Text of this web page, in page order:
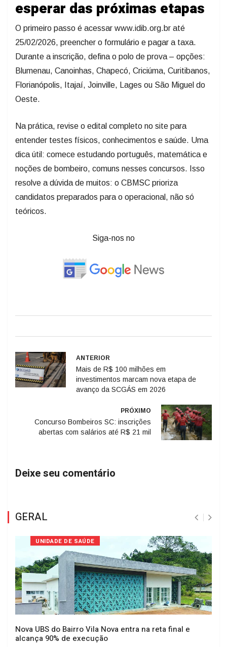
esperar das próximas etapas
O primeiro passo é acessar www.idib.org.br até
25/02/2026, preencher o formulário e pagar a taxa.
Durante a inscrição, defina o polo de prova – opções:
Blumenau, Canoinhas, Chapecó, Criciúma, Curitibanos,
Florianópolis, Itajaí, Joinville, Lages ou São Miguel do
Oeste.
Na prática, revise o edital completo no site para
entender testes físicos, conhecimentos e saúde. Uma
dica útil: comece estudando português, matemática e
noções de bombeiro, comuns nesses concursos. Isso
resolve a dúvida de muitos: o CBMSC prioriza
candidatos preparados para o operacional, não só
teóricos.
Siga-nos no
ANTERIOR
Mais de R$ 100 milhões em
investimentos marcam nova etapa de
avanço da SCGÁS em 2026
PRÓXIMO
Concurso Bombeiros SC: inscrições
abertas com salários até R$ 21 mil
Deixe seu comentário
GERAL
UNIDADE DE SAÚDE
Nova UBS do Bairro Vila Nova entra na reta final e
alcança 90% de execução